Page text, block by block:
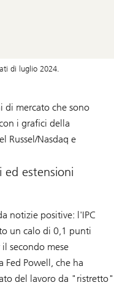
di luglio 2024.
di mercato che sono
i grafici della
Russel/Nasdaq e
estensioni
notizie positive: l'IPC
un calo di 0,1 punti
secondo mese
Fed Powell, che ha
del lavoro da "ristretto"